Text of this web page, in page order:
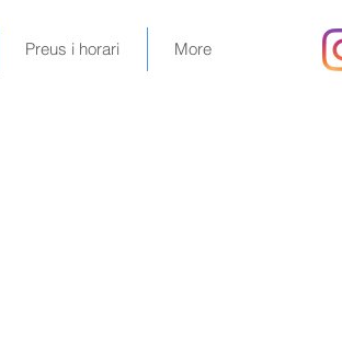
Preus i horari More